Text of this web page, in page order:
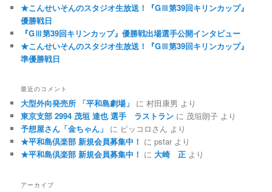
★こんせいそんのスタジオ生放送！『GⅢ第39回キリンカップ』
優勝戦日
『GⅢ第39回キリンカップ』優勝戦出場選手公開インタビュー
★こんせいそんのスタジオ生放送！『GⅢ第39回キリンカップ』
準優勝戦日
最近のコメント
大型外向発売所 「平和島劇場」 に村田康男 より
東京支部 2994 茂垣 達也 選手 ラストラン に 茂垣朗子 より
予想屋さん「金ちゃん」
に ピッコロさん より
★平和島倶楽部 新規会員募集中！ にpstar より
★平和島倶楽部 新規会員募集中！ に大崎 正 より
アーカイブ